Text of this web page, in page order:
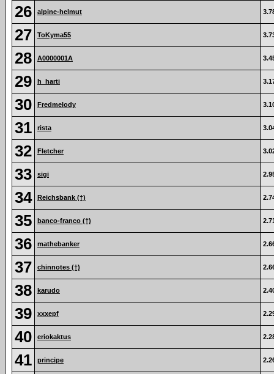
26 alpine-helmut
27 ToKyma55
28 A0000001A
29 h_harti
30 Fredmelody
31 rista
32 Fletcher
33 sigi
34 Reichsbank (†)
35 banco-franco (†)
36 mathebanker
37 chinnotes (†)
38 karudo
39 xxxepf
40 eriokaktus
41 principe